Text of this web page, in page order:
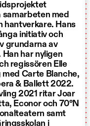
samarbeten med
hantverkare. Hans
initiativ och
grundarna av
har nyligen
regissören Elle
Carte Blanche,
& Ballett 2022.
2021 ritar Joar
Econor och 70°N
samt
i